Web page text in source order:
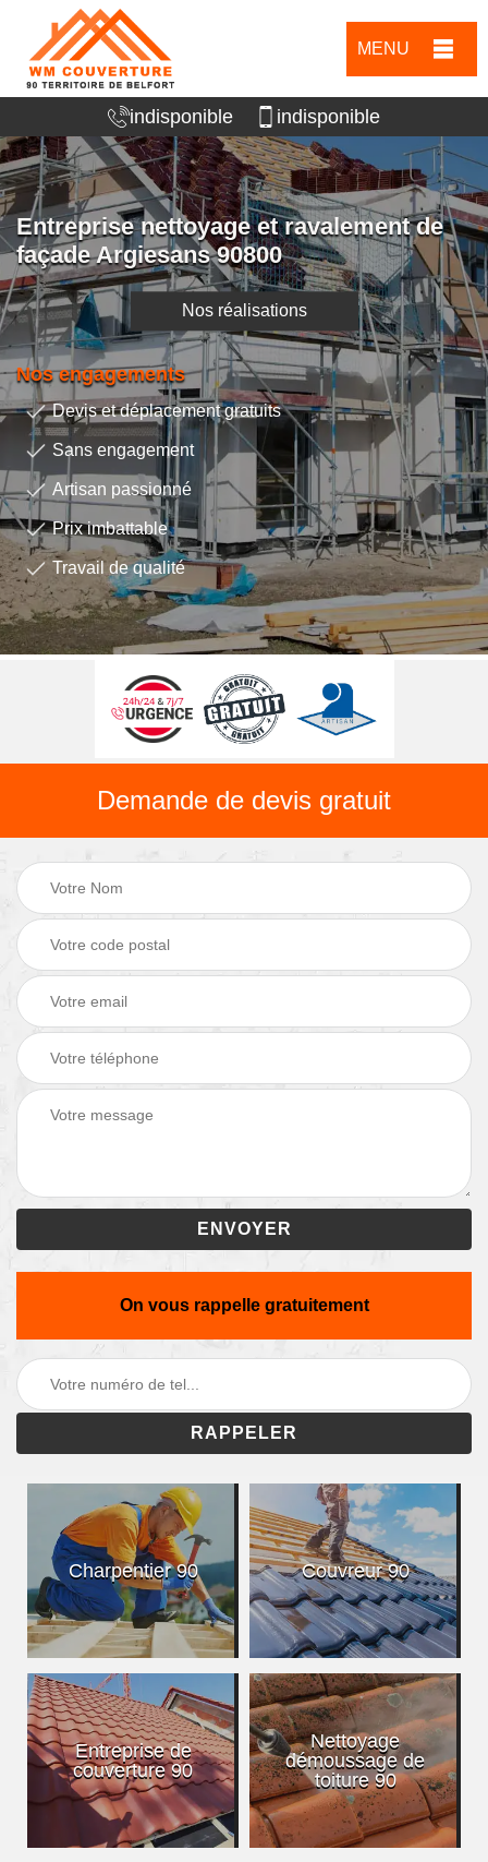
MENU
indisponible indisponible
Entreprise nettoyage et ravalement de
façade Argiesans 90800
Nos réalisations
Nos engagements
Devis et déplacement gratuits
Sans engagement
Artisan passionné
Prix imbattable
Travail de qualité
Demande de devis gratuit
On vous rappelle gratuitement
Charpentier 90 Couvreur 90
Entreprise de
couverture 90
Nettoyage
démoussage de
toiture 90